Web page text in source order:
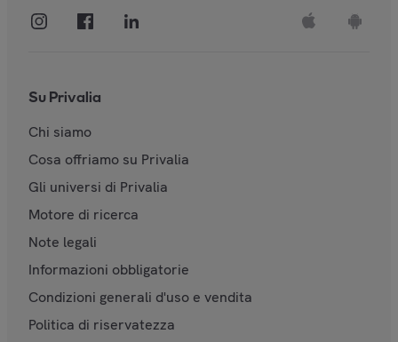
Su Privalia
Chi siamo
Cosa offriamo su Privalia
Gli universi di Privalia
Motore di ricerca
Note legali
Informazioni obbligatorie
Condizioni generali d'uso e vendita
Politica di riservatezza